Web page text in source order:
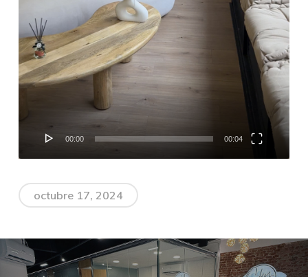
00:00 00:04
octubre 17, 2024